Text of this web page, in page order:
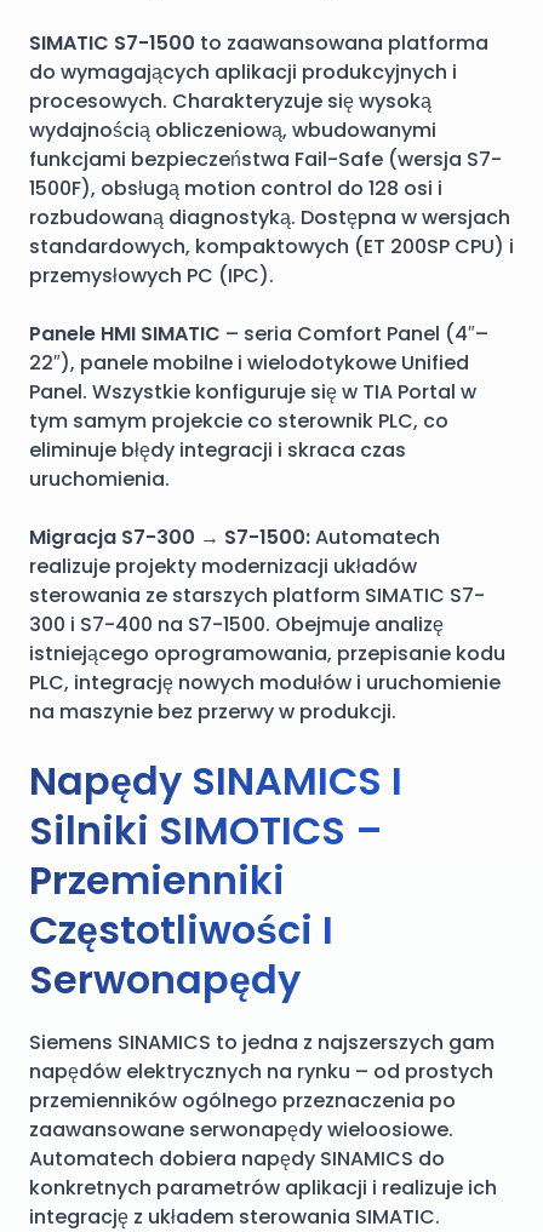
SIMATIC S7-1500 to zaawansowana platforma
do wymagających aplikacji produkcyjnych i
procesowych. Charakteryzuje się wysoką
wydajnością obliczeniową, wbudowanymi
funkcjami bezpieczeństwa Fail-Safe (wersja S7-
1500F), obsługą motion control do 128 osi i
rozbudowaną diagnostyką. Dostępna w wersjach
standardowych, kompaktowych (ET 200SP CPU) i
przemysłowych PC (IPC).
Panele HMI SIMATIC – seria Comfort Panel (4″–
22″), panele mobilne i wielodotykowe Unified
Panel. Wszystkie konfiguruje się w TIA Portal w
tym samym projekcie co sterownik PLC, co
eliminuje błędy integracji i skraca czas
uruchomienia.
Migracja S7-300 → S7-1500:Automatech
realizuje projekty modernizacji układów
sterowania ze starszych platform SIMATIC S7-
300 i S7-400 na S7-1500. Obejmuje analizę
istniejącego oprogramowania, przepisanie kodu
PLC, integrację nowych modułów i uruchomienie
na maszynie bez przerwy w produkcji.
Napędy SINAMICS I
Silniki SIMOTICS –
Przemienniki
Częstotliwości I
Serwonapędy
Siemens SINAMICS to jedna z najszerszych gam
napędów elektrycznych na rynku – od prostych
przemienników ogólnego przeznaczenia po
zaawansowane serwonapędy wieloosiowe.
Automatech dobiera napędy SINAMICS do
konkretnych parametrów aplikacji i realizuje ich
integrację z układem sterowania SIMATIC.